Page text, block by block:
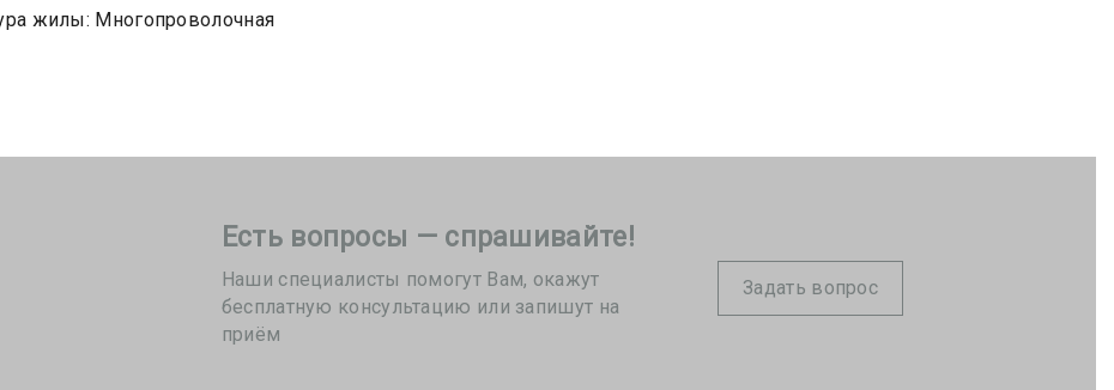
жилы: Многопроволочная
Есть вопросы — спрашивайте!
Наши специалисты помогут Вам, окажут
бесплатную консультацию или запишут на
приём
Задать вопрос